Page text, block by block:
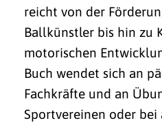
reicht von der
Ballkünstler bis hin zu
motorischen
Buch wendet sich an
Fachkräfte und an
Sportvereinen oder bei